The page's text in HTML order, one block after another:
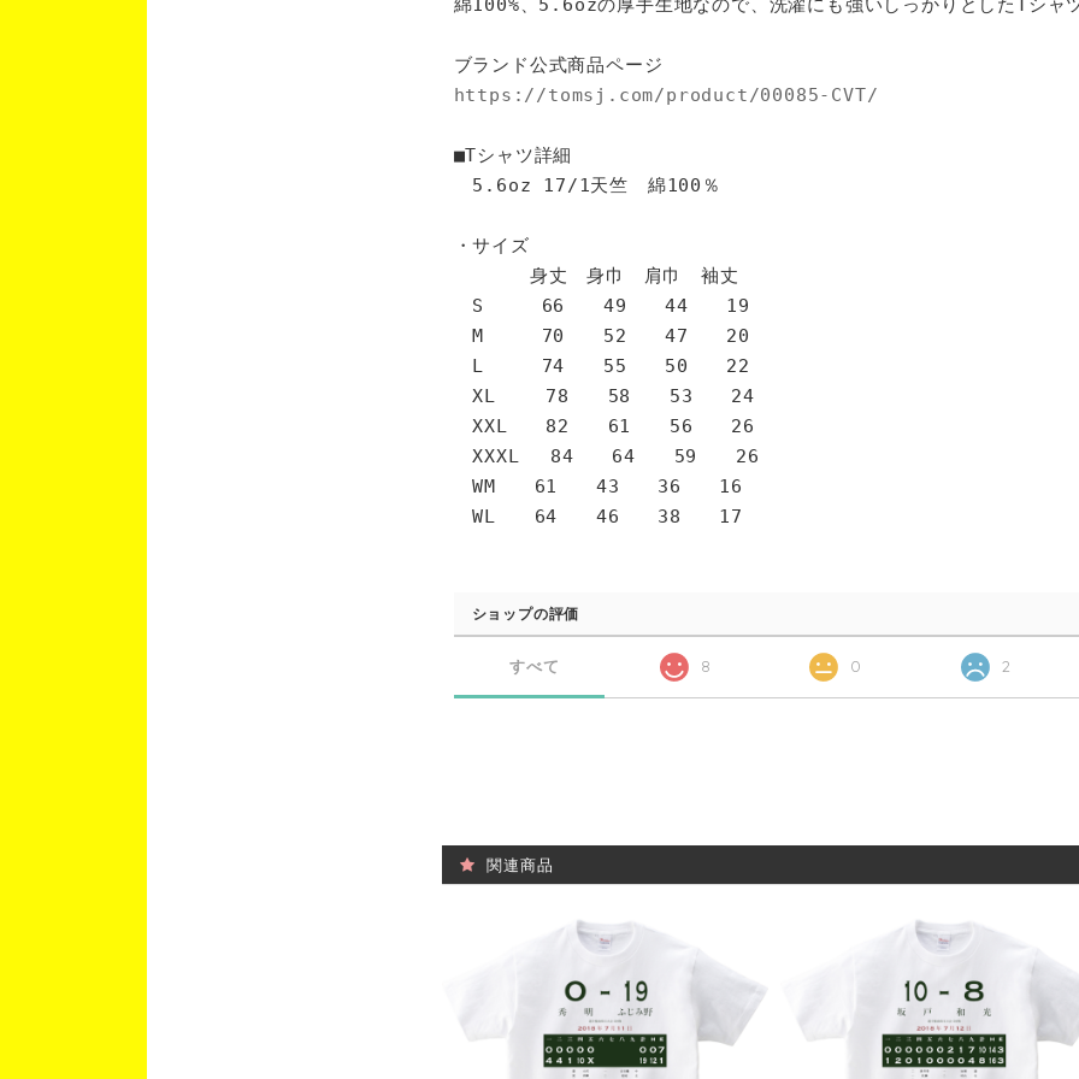
ブランド公式商品ページ
https://tomsj.com/product/00085-CVT/
■Tシャツ詳細
5.6oz 17/1天竺 綿100％
・サイズ
身丈 身巾 肩巾 袖丈
S 66 49 44 19
M 70 52 47 20
L 74 55 50 22
XL 78 58 53 24
XXL 82 61 56 26
XXXL 84 64 59 26
WM 61 43 36 16
WL 64 46 38 17
ショップの評価
すべて 8 0 2
関連商品